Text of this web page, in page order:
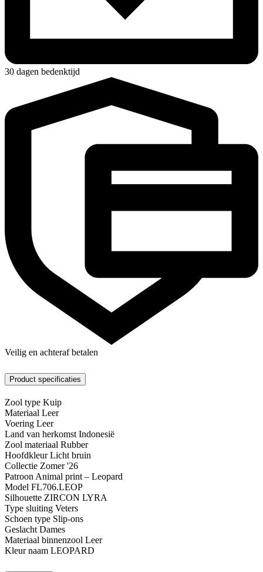
30 dagen bedenktijd
Veilig en achteraf betalen
Product specificaties
Zool type Kuip
Materiaal Leer
Voering Leer
Land van herkomst Indonesië
Zool materiaal Rubber
HoofdkleurLicht bruin
Collectie Zomer '26
Patroon Animal print – Leopard
Model FL706.LEOP
Silhouette ZIRCON LYRA
Type sluiting Veters
Schoen type Slip-ons
Geslacht Dames
Materiaal binnenzool Leer
Kleur naam LEOPARD